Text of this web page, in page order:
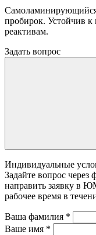
Самоламинирующийся
пробирок. Устойчив
реактивам.
Задать вопрос
Индивидуальные
Задайте вопрос
направить заявку в
рабочее время в
Ваша фамилия *
Ваше имя *